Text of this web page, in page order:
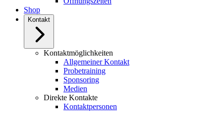
Shop
Kontakt
Kontaktmöglichkeiten
Allgemeiner Kontakt
Probetraining
Sponsoring
Medien
Direkte Kontakte
Kontaktpersonen